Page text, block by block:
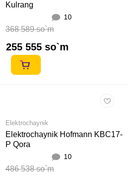
Kulrang
10
368 589 so`m
255 555 so`m
Elektrochaynik
Elektrochaynik Hofmann KBC17-
P Qora
10
486 538 so`m